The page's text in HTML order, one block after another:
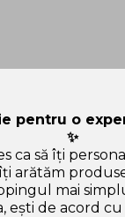
pentru o
✨
ca să îți
îți arătăm
mai
ești de acord